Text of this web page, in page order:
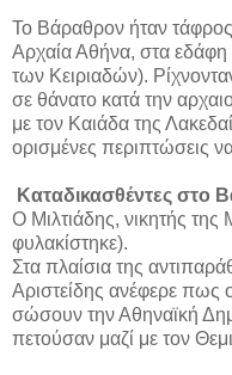
Το Βάραθρον ήταν
Αρχαία Αθήνα, στα
των Κειριαδών).
σε θάνατο κατά την
με τον Καιάδα της
ορισμένες περιπτώσεις
Καταδικασθέντες στο
Ο Μιλτιάδης, νικητής
φυλακίστηκε).
Στα πλαίσια της
Αριστείδης ανέφερε πως
σώσουν την Αθηναϊκή
πετούσαν μαζί με τον